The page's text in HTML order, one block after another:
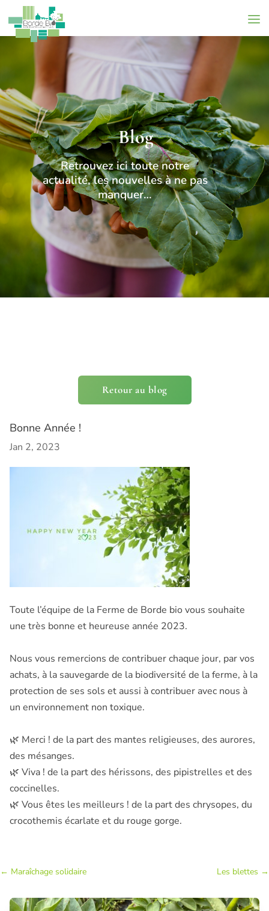
Blog
Retrouvez ici toute notre
actualité, les nouvelles à ne pas
manquer…
Retour au blog
Bonne Année !
Jan 2, 2023
Toute l’équipe de la Ferme de Borde bio vous souhaite
une très bonne et heureuse année 2023.
Nous vous remercions de contribuer chaque jour, par vos
achats, à la sauvegarde de la biodiversité de la ferme, à la
protection de ses sols et aussi à contribuer avec nous à
un environnement non toxique.
🌿 Merci ! de la part des mantes religieuses, des aurores,
des mésanges.
🌿 Viva ! de la part des hérissons, des pipistrelles et des
coccinelles.
🌿 Vous êtes les meilleurs ! de la part des chrysopes, du
crocothemis écarlate et du rouge gorge.
← Maraîchage solidaire Les blettes →